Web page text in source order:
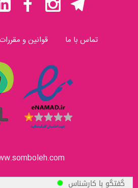
گفتگو با کارشناس
تماس با ما قوانین و مقررات
©